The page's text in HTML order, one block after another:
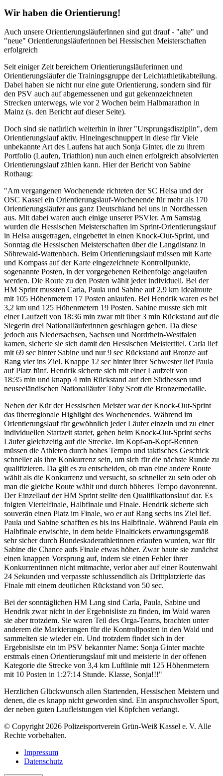
Wir haben die Orientierung!
Auch unsere OrientierungsläuferInnen sind gut drauf - "alte" und
"neue" Orientierungsläuferinnen bei Hessischen Meisterschaften
erfolgreich
Seit einiger Zeit bereichern Orientierungsläuferinnen und
Orientierungsläufer die Trainingsgruppe der Leichtathletikabteilung.
Dabei haben sie nicht nur eine gute Orientierung, sondern sind für
den PSV auch auf abgemessenen und gut gekennzeichneten
Strecken unterwegs, wie vor 2 Wochen beim Halbmarathon in
Mainz (s. den Bericht auf dieser Seite).
Doch sind sie natürlich weiterhin in ihrer "Ursprungsdisziplin", dem
Orientierungslauf aktiv. Hineingeschnuppert in diese für Viele
unbekannte Art des Laufens hat auch Sonja Ginter, die zu ihrem
Portfolio (Laufen, Triathlon) nun auch einen erfolgreich absolvierten
Orientierungslauf zählen kann. Hier der Bericht von Sabine
Rothaug:
"Am vergangenen Wochenende richteten der SC Helsa und der
OSC Kassel ein Orientierungslauf-Wochenende für mehr als 170
Orientierungsläufer aus ganz Deutschland bei uns in Nordhessen
aus. Mit dabei waren auch einige unserer PSVler. Am Samstag
wurden die Hessischen Meisterschaften im Sprint-Orientierungslauf
in Helsa ausgetragen, eingebettet in einen Knock-Out-Sprint, und
Sonntag die Hessischen Meisterschaften über die Langdistanz in
Söhrewald-Wattenbach. Beim Orientierungslauf müssen mit Karte
und Kompass auf der Karte eingezeichnete Kontrollpunkte,
sogenannte Posten, in der vorgegebenen Reihenfolge angelaufen
werden. Die Route zu den Posten wählt jeder individuell. Bei der
HM Sprint mussten Carla, Paula und Sabine auf 2,9 km Idealroute
mit 105 Höhenmetern 17 Posten anlaufen. Bei Hendrik waren es bei
3,2 km und 125 Höhenmetern 19 Posten. Sabine musste sich mit
einer Laufzeit von 18:36 min zwar mit über 3 min Rückstand auf die
Siegerin drei Nationalläuferinnen geschlagen geben. Da diese
jedoch aus Niedersachsen, Sachsen und Nordrhein-Westfalen
kamen, sicherte sie sich damit den Hessischen Meistertitel. Carla lief
mit 69 sec hinter Sabine und nur 9 sec Rückstand auf Bronze auf
Rang vier ins Ziel. Knappe 12 sec hinter ihrer Schwester lief Paula
auf Platz fünf. Hendrik sicherte sich mit einer Laufzeit von
18:35 min und knapp 4 min Rückstand auf den Südhessen und
neuseeländischen Nationalläufer Toby Scott die Bronzemedaille.
Neben der Kür der Hessischen Meister war der Knock-Out-Sprint
das überregionale Highlight des Wochenendes. Während im
Orientierungslauf für gewöhnlich jeder Läufer einzeln und zu einer
individuellen Startzeit startet, gehen beim Knock-Out-Sprint sechs
Läufer gleichzeitig auf die Strecke. Im Kopf-an-Kopf-Rennen
müssen die Athleten durch hohes Tempo und taktisches Geschick
schneller als ihre Konkurrenz sein, um sich für die nächste Runde zu
qualifizieren. Da gilt es zu entscheiden, ob man eine andere Route
wählt als die Konkurrenz und versucht, so schneller zu sein oder ob
man die gleiche Route wählt und durch höheres Tempo davonrennt.
Der Einzellauf der HM Sprint stellte den Qualifikationslauf dar. Es
folgten Viertelfinale, Halbfinale und Finale. Hendrik sicherte sich
souverän einen Platz im Finale, wo er auf Rang sechs ins Ziel lief.
Paula und Sabine schafften es bis ins Halbfinale. Während Paula ein
Halbfinale erwischte, in dem beide Finaltickets erwartungsgemäß
sehr sicher durch Bundeskaderathletinnen erlaufen wurden, war für
Sabine die Chance aufs Finale etwas höher. Zwar baute sie zunächst
einen knappen Vorsprung auf, indem sie einen Fehler ihrer
Konkurrentinnen nicht mitmachte, verlor aber auf einer Routenwahl
24 Sekunden und verpasste schlussendlich als Drittplatzierte das
Finale mit einem deutlichen Rückstand von 50 sec.
Bei der sonntäglichen HM Lang sind Carla, Paula, Sabine und
Hendrik zwar nicht in der Ergebnisliste zu finden, im Wald waren
sie aber trotzdem. Sie waren Teil des Orga-Teams, brachten unter
anderem die Markierungen für die Kontrollposten in den Wald und
sammelten sie wieder ein. Und trotzdem findet sich in der
Ergebnisliste ein im PSV bekannter Name: Sonja Ginter machte
erstmals einen Orientierungslauf mit und meisterte in der offenen
Kategorie die Strecke von 3,4 km Luftlinie mit 125 Höhenmetern
mit 10 Posten in 1:27:14 Stunde. Klasse, Sonja!!!"
Herzlichen Glückwunsch allen Startenden, Hessischen Meistern und
denen, die es knapp nicht geworden sind. Ein anspruchsvoller Sport,
der neben guten Laufleistungen viel Köpfchen verlangt.
© Copyright 2026 Polizeisportverein Grün-Weiß Kassel e. V. Alle
Rechte vorbehalten.
Impressum
Datenschutz